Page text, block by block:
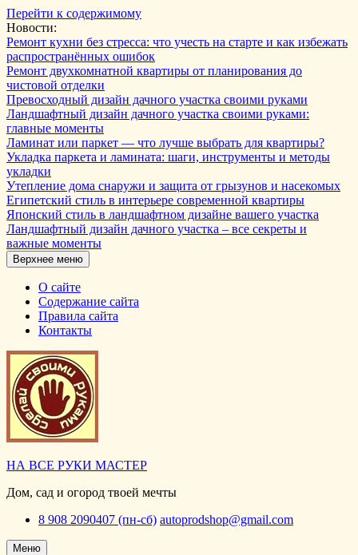
Перейти к содержимому
Новости:
Ремонт кухни без стресса: что учесть на старте и как избежать
распространённых ошибок
Ремонт двухкомнатной квартиры от планирования до
чистовой отделки
Превосходный дизайн дачного участка своими руками
Ландшафтный дизайн дачного участка своими руками:
главные моменты
Ламинат или паркет — что лучше выбрать для квартиры?
Укладка паркета и ламината: шаги, инструменты и методы
укладки
Утепление дома снаружи и защита от грызунов и насекомых
Египетский стиль в интерьере современной квартиры
Японский стиль в ландшафтном дизайне вашего участка
Ландшафтный дизайн дачного участка – все секреты и
важные моменты
Верхнее меню
О сайте
Содержание сайта
Правила сайта
Контакты
НА ВСЕ РУКИ МАСТЕР
Дом, сад и огород твоей мечты
8 908 2090407 (пн-сб) autoprodshop@gmail.com
Меню